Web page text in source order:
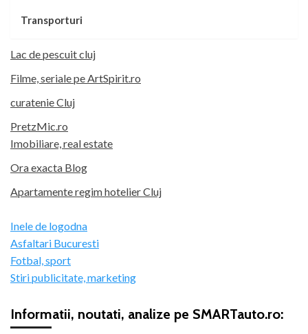
Transporturi
Lac de pescuit cluj
Filme, seriale pe ArtSpirit.ro
curatenie Cluj
PretzMic.ro
Imobiliare, real estate
Ora exacta Blog
Apartamente regim hotelier Cluj
Inele de logodna
Asfaltari Bucuresti
Fotbal, sport
Stiri publicitate, marketing
Informatii, noutati, analize pe SMARTauto.ro: